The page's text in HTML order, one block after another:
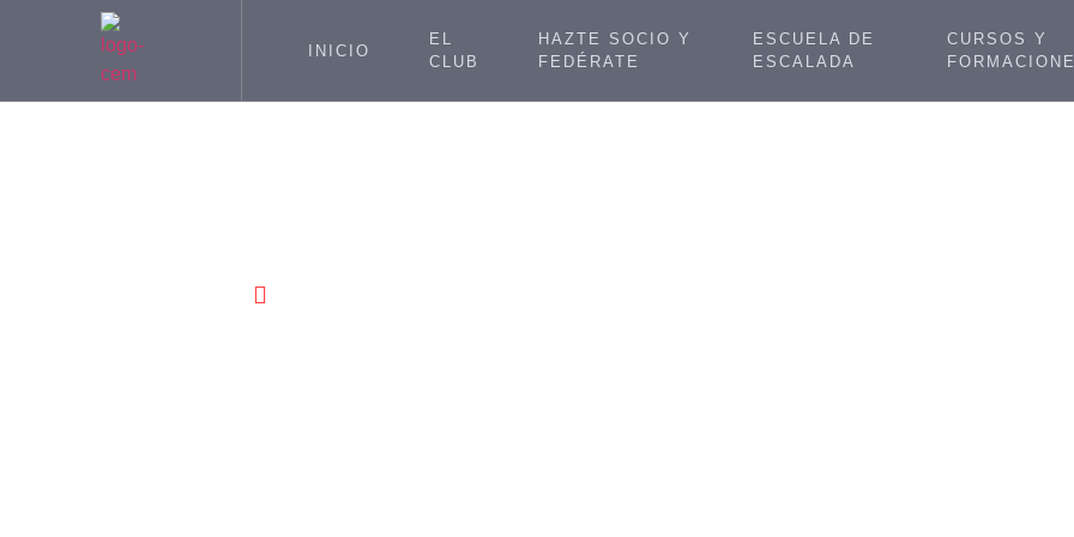
INICIO
EL
CLUB
HAZTE SOCIO Y
FEDÉRATE
ESCUELA DE
ESCALADA
CURSOS Y